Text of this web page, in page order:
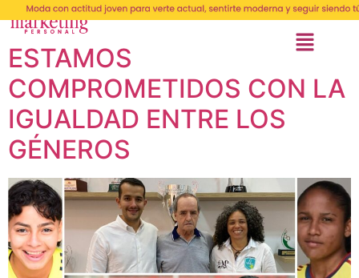
ESTAMOS
COMPROMETIDOS CON LA
IGUALDAD ENTRE LOS
GÉNEROS